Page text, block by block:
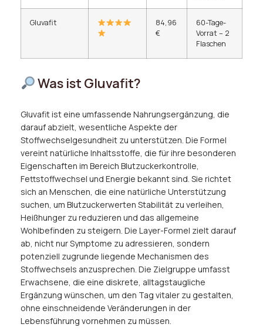
Gluvafit
84,96
€
60-Tage-
Vorrat – 2
Flaschen
Was ist Gluvafit?
Gluvafit ist eine umfassende Nahrungsergänzung, die
darauf abzielt, wesentliche Aspekte der
Stoffwechselgesundheit zu unterstützen. Die Formel
vereint natürliche Inhaltsstoffe, die für ihre besonderen
Eigenschaften im Bereich Blutzuckerkontrolle,
Fettstoffwechsel und Energie bekannt sind. Sie richtet
sich an Menschen, die eine natürliche Unterstützung
suchen, um Blutzuckerwerten Stabilität zu verleihen,
Heißhunger zu reduzieren und das allgemeine
Wohlbefinden zu steigern. Die Layer-Formel zielt darauf
ab, nicht nur Symptome zu adressieren, sondern
potenziell zugrunde liegende Mechanismen des
Stoffwechsels anzusprechen. Die Zielgruppe umfasst
Erwachsene, die eine diskrete, alltagstaugliche
Ergänzung wünschen, um den Tag vitaler zu gestalten,
ohne einschneidende Veränderungen in der
Lebensführung vornehmen zu müssen.